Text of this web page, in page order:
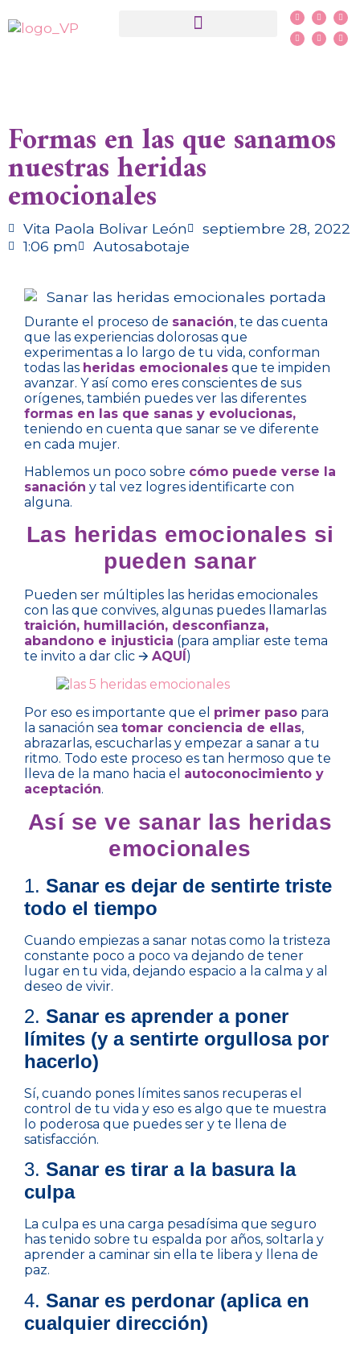
Formas en las que sanamos
nuestras heridas
emocionales
Vita Paola Bolivar León
septiembre 28, 2022
1:06 pm
Autosabotaje
Durante el proceso de sanación, te das cuenta
que las experiencias dolorosas que
experimentas a lo largo de tu vida, conforman
todas las heridas emocionales que te impiden
avanzar. Y así como eres conscientes de sus
orígenes, también puedes ver las diferentes
formas en las que sanas y evolucionas,
teniendo en cuenta que sanar se ve diferente
en cada mujer.
Hablemos un poco sobre cómo puede verse la
sanación y tal vez logres identificarte con
alguna.
Las heridas emocionales si
pueden sanar
Pueden ser múltiples las heridas emocionales
con las que convives, algunas puedes llamarlas
traición, humillación, desconfianza,
abandono e injusticia (para ampliar este tema
te invito a dar clic 🡪 AQUÍ )
Por eso es importante que el primer paso para
la sanación sea tomar conciencia de ellas,
abrazarlas, escucharlas y empezar a sanar a tu
ritmo. Todo este proceso es tan hermoso que te
lleva de la mano hacia el autoconocimiento y
aceptación.
Así se ve sanar las heridas
emocionales
1. Sanar es dejar de sentirte triste
todo el tiempo
Cuando empiezas a sanar notas como la tristeza
constante poco a poco va dejando de tener
lugar en tu vida, dejando espacio a la calma y al
deseo de vivir.
2. Sanar es aprender a poner
límites (y a sentirte orgullosa por
hacerlo)
Sí, cuando pones límites sanos recuperas el
control de tu vida y eso es algo que te muestra
lo poderosa que puedes ser y te llena de
satisfacción.
3. Sanar es tirar a la basura la
culpa
La culpa es una carga pesadísima que seguro
has tenido sobre tu espalda por años, soltarla y
aprender a caminar sin ella te libera y llena de
paz.
4. Sanar es perdonar (aplica en
cualquier dirección)